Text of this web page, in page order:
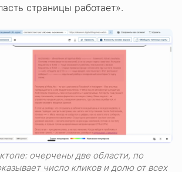
страницы работает».
очерчены две области, по
число кликов и долю от всех